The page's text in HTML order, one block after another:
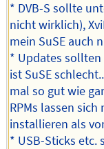
* DVB-S sollte
nicht wirklich),
mein SuSE auch
* Updates
ist SuSE
mal so gut wie
RPMs lassen
installieren als
* USB-Sticks etc.